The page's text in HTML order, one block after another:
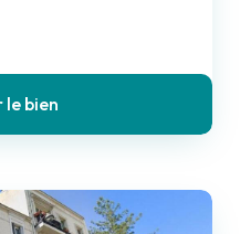
le bien